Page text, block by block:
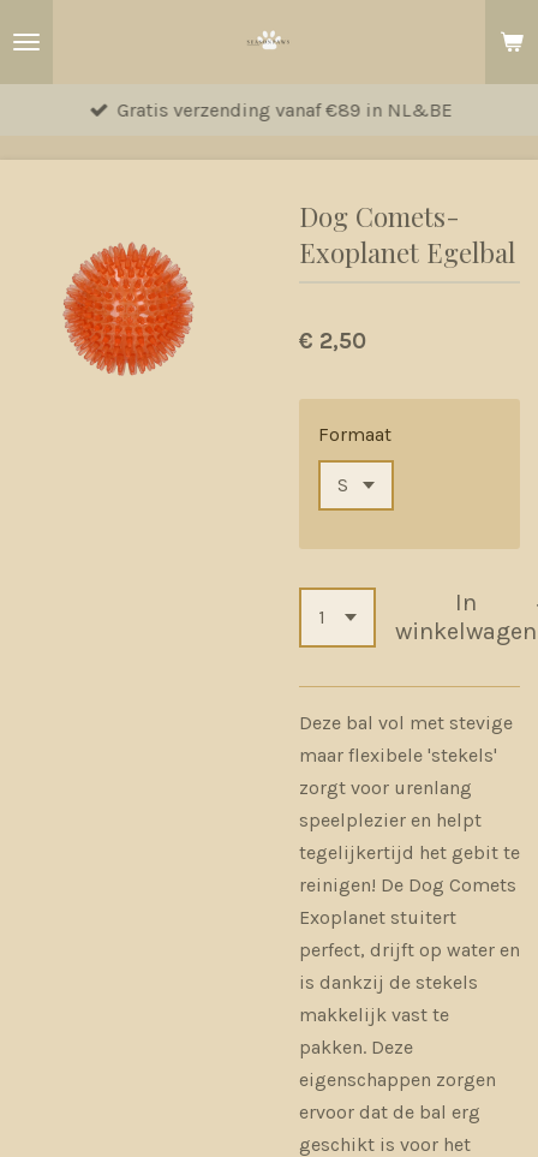
hoofdinhoud
Gratis verzending vanaf €89 in NL&BE
Dog Comets-
Exoplanet Egelbal
€ 2,50
Formaat
In
winkelwagen
Deze bal vol met stevige
maar flexibele 'stekels'
zorgt voor urenlang
speelplezier en helpt
tegelijkertijd het gebit te
reinigen! De Dog Comets
Exoplanet stuitert
perfect, drijft op water en
is dankzij de stekels
makkelijk vast te
pakken. Deze
eigenschappen zorgen
ervoor dat de bal erg
geschikt is voor het